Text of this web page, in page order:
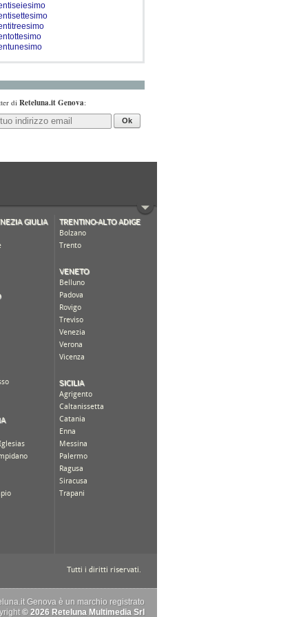
diReteluna.it Genova:
Ok
Genova è un marchio registrato
© 2026 Reteluna Multimedia Srl